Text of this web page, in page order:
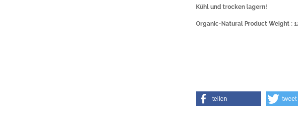
Kühl und trocken lagern!
Organic-Natural Product Weight :
teilen tweet